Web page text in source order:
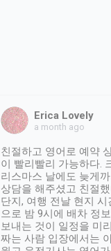
Erica Lovely
a month ago
친절하고 영어로 예약
이 빨리빨리 가능하다.
리스마스 날에도 늦게까
상담을 해주셨고 친절
단지, 여행 전날 현지 시
으로 밤 9시에 배차 정
보내는 것이 일정을 미리
짜는 사람 입장에서는